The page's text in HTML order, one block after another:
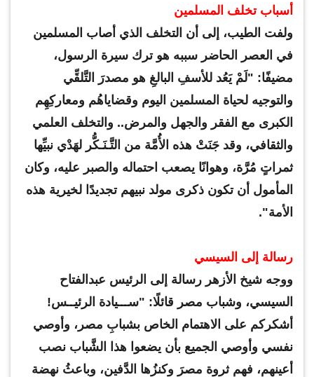
أسباب تخلف المسلمين
ولفت الطيب، إلى أن التخلف الذي أصاب المسلمين
في العصر الحاضر سببه هو ترك سيرة الرسول،
مضيفًا: "لَمْ يَعُد للأسفِ البالغِ هو مصدرَ التَّلقِّي
والتوجيه لحياة المسلمين اليوم وقضاياهُم ومعاركِهِم
الكبرى مع الفقر والجهل والمرض.. والتخلف العلمي
والثقافي، وقد جَنَتْ هذه الأُمَّة من التَّـنَـكُّر لهَدْي نبيِّها
ثمراتٍ مُرَّة، وهوانًا يصعب احتماله والصبر عليه، وكان
المأمول أن تكون ذكرى مولد نبيهم تجديدًا لخيرية هذه
الأمة".
رسالة إلى السيسي
ووجه شيخ الأزهر رسالة إلى الرئيس عبدالفتاح
السيسي، وشباب مصر قائلًا: "ســـيادة الرئيــس!
أشكركم على الاهتمام الخاص بشبابِ مصر، وأوصي
نفسي وأوصي الجميع بأن يضعوا هذا الشَّباب نصب
أعينهم، فهم ثروة مصرَ وكنزُها الدَّفين، وباعثُ نهضة